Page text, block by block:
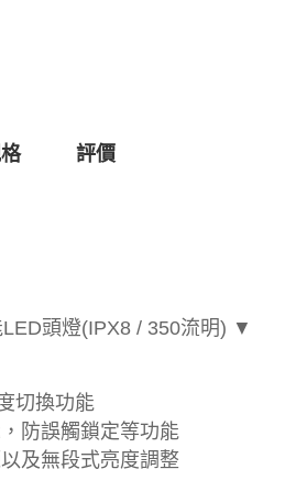
評價
頭燈(IPX8 / 350流明) ▼
切換功能
防誤觸鎖定等功能
及無段式亮度調整